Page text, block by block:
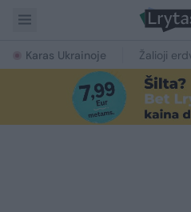
Karas Ukrainoje Žalioji